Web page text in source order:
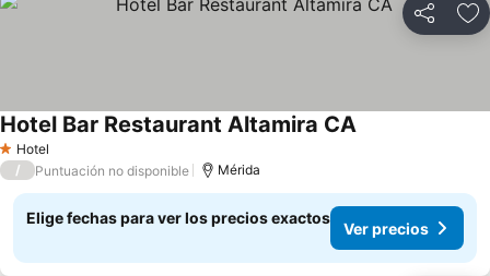
Compartir
1 Estrellas
Hotel
Hotel Bar Restaurant Altamira CA
/ Puntuación no disponible Mérida
Elige fechas para ver los precios exactos
Ver precios